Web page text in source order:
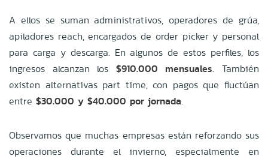
A ellos se suman administrativos, operadores de grúa,
apiladores reach, encargados de order picker y personal
para carga y descarga. En algunos de estos perfiles, los
ingresos alcanzan los $910.000 mensuales. También
existen alternativas part time, con pagos que fluctúan
entre $30.000 y $40.000 por jornada.
Observamos que muchas empresas están reforzando sus
operaciones durante el invierno, especialmente en